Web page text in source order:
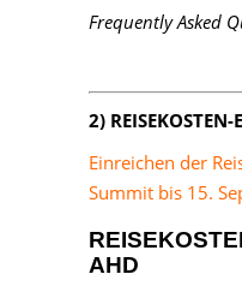
Frequently Asked
2) REISEKOSTEN-
Einreichen der
Summit bis 15.
AHD